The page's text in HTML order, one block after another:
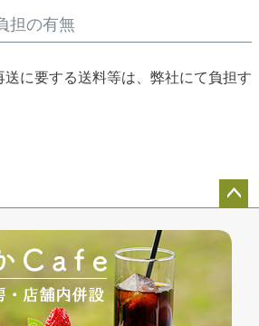
担の有無
に要する送料等は、弊社にて負担す
ジト